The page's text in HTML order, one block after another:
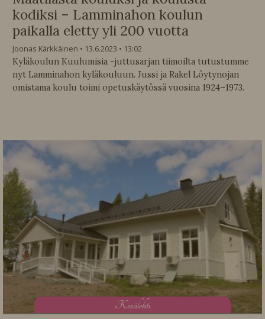
kodiksi – Lamminahon koulun
paikalla eletty yli 200 vuotta
Joonas Kärkkäinen 13.6.2023
13:02
Kyläkoulun Kuulumisia -juttusarjan tiimoilta tutustumme
nyt Lamminahon kyläkouluun. Jussi ja Rakel Löytynojan
omistama koulu toimi opetuskäytössä vuosina 1924–1973.
Kesälehti